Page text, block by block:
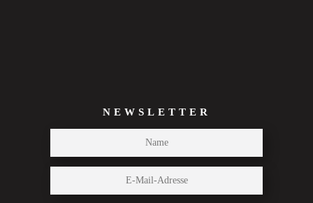
NEWSLETTER